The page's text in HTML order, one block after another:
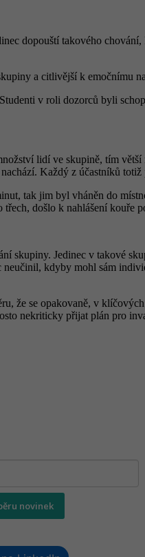
dopouští takového
a citlivější k emočnímu
v roli dozorců byli
lidí ve skupině, tím
Každý z účastníků
tak jim byl vháněn do
došlo k nahlášení kouře
skupiny. Jedinec v takové
kdyby mohl sám
že se opakovaně, v
nekriticky přijat plán pro
novinek